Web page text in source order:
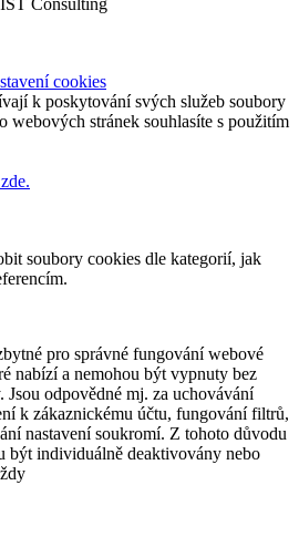
cookies
k poskytování svých služeb soubory
webových stránek souhlasíte s použitím
soubory cookies dle kategorií, jak
pro správné fungování webové
nabízí a nemohou být vypnuty bez
odpovědné mj. za uchovávání
k zákaznickému účtu, fungování filtrů,
nastavení soukromí. Z tohoto důvodu
být individuálně deaktivovány nebo